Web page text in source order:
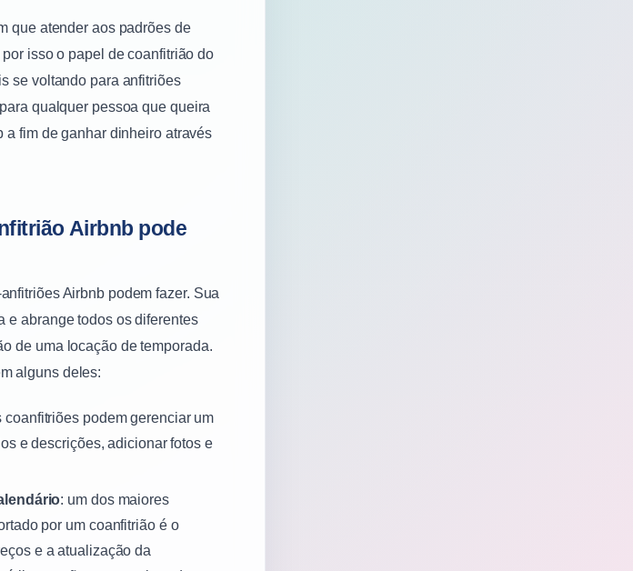
que atender aos padrões de
isso o papel de coanfitrião do
se voltando para anfitriões
qualquer pessoa que queira
a fim de ganhar dinheiro através
Airbnb pode
Airbnb podem fazer. Sua
e abrange todos os diferentes
de uma locação de temporada.
alguns deles:
coanfitriões podem gerenciar um
e descrições, adicionar fotos e
: um dos maiores
por um coanfitrião é o
e a atualização da